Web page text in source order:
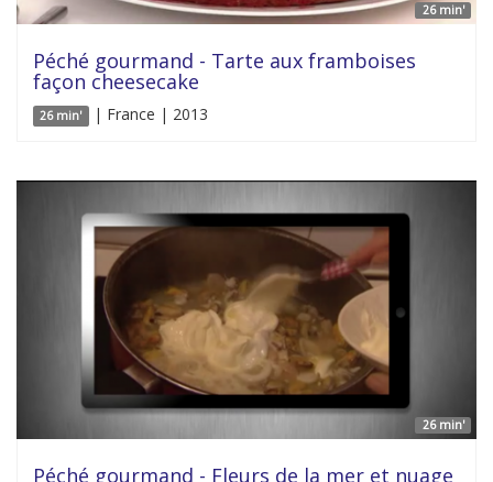
26 min'
Péché gourmand - Tarte aux framboises
façon cheesecake
26 min' | France | 2013
26 min'
Péché gourmand - Fleurs de la mer et nuage